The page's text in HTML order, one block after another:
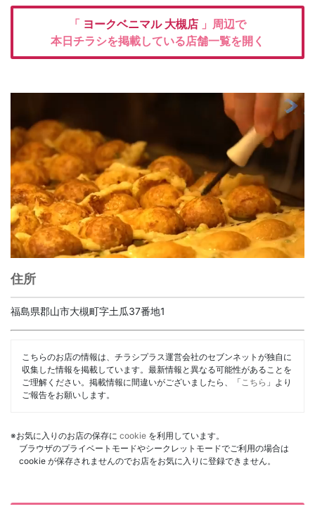
「 ヨークベニマル 大槻店 」周辺で
本日チラシを掲載している店舗一覧を開く
住所
福島県郡山市大槻町字土瓜37番地1
こちらのお店の情報は、チラシプラス運営会社のセブンネットが独自に
収集した情報を掲載しています。最新情報と異なる可能性があることを
ご理解ください。掲載情報に間違いがございましたら、「 こちら 」より
ご報告をお願いします。
※お気に入りのお店の保存に cookie を利用しています。
ブラウザのプライベートモードやシークレットモードでご利用の場合は
cookie が保存されませんのでお店をお気に入りに登録できません。